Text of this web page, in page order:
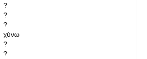
?
?
?
χύνω
?
?